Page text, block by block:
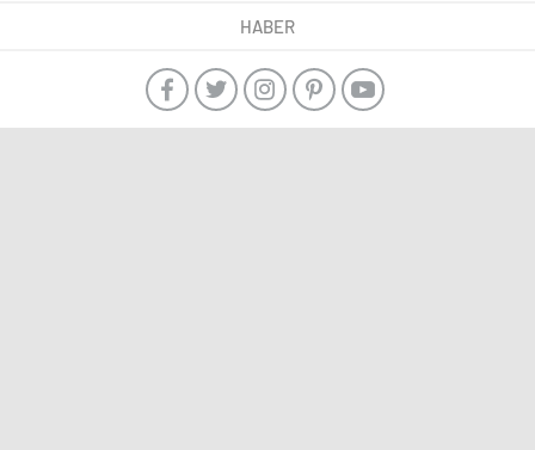
HABER